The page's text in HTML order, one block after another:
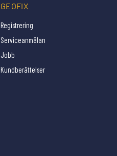
GEOFIX
Registrering
Serviceanmälan
Jobb
Kundberättelser